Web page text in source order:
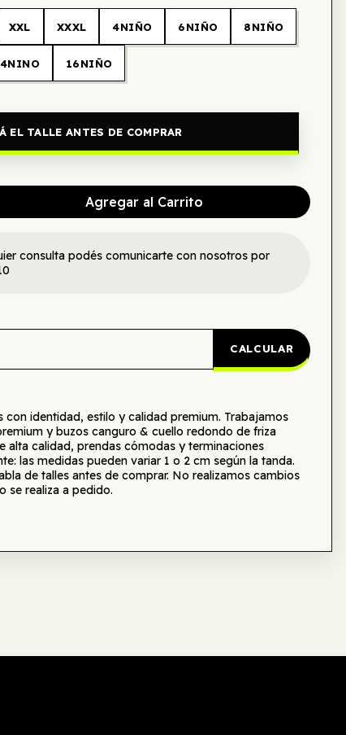
XXL XXXL 4NIÑO 6NIÑO 8NIÑO
16NIÑO
EL TALLE ANTES DE COMPRAR
Agregar al Carrito
consulta podés comunicarte con nosotros por
CALCULAR
con identidad, estilo y calidad premium. Trabajamos
y buzos canguro & cuello redondo de friza
alta calidad, prendas cómodas y terminaciones
las medidas pueden variar 1 o 2 cm según la tanda.
de talles antes de comprar. No realizamos cambios
se realiza a pedido.